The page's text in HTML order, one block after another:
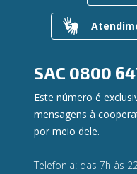
Privacidade e
Dúvidas
SAC 0800
Este número é
mensagens à
por meio dele.
Telefonia: das 7h às